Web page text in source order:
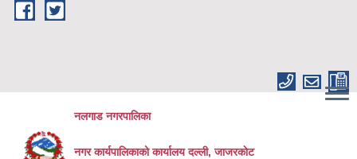
Skip to main content
नलगाड नगरपालिका
नगर कार्यपालिकाको कार्यालय दल्ली, जाजरकाेट